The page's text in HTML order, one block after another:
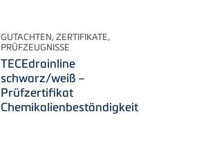
GUTACHTEN, ZERTIFIKATE,
PRÜFZEUGNISSE
TECEdrainline
schwarz/weiß –
Prüfzertifikat
Chemikalienbeständigkeit